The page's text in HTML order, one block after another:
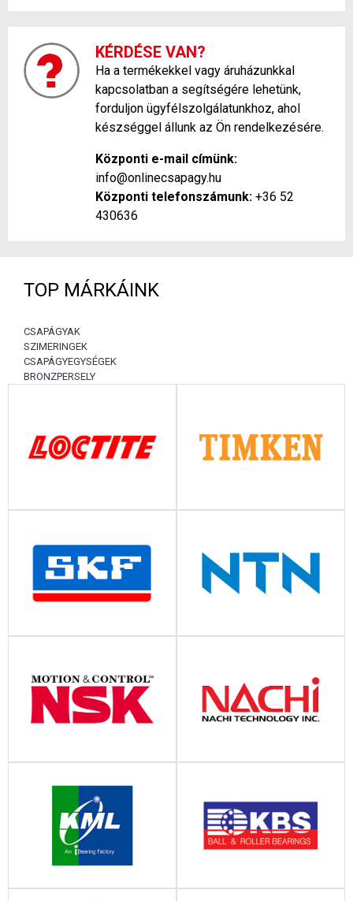
KÉRDÉSE VAN?
Ha a termékekkel vagy áruházunkkal
kapcsolatban a segítségére lehetünk,
forduljon ügyfélszolgálatunkhoz, ahol
készséggel állunk az Ön rendelkezésére.
Központi e-mail címünk:
info@onlinecsapagy.hu
Központi telefonszámunk: +36 52
430636
TOP MÁRKÁINK
CSAPÁGYAK
SZIMERINGEK
CSAPÁGYEGYSÉGEK
BRONZPERSELY